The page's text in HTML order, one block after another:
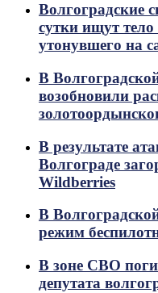
Волгоградские
сутки ищут тело
утонувшего на
В
возобновили
В результате
Волгограде
Wildberries
В
режим
В зоне СВО
депутата